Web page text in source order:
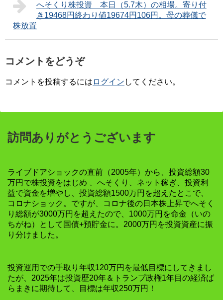
へそくり株投資 本日（5.7木）の相場。寄り付
き19468円終わり値19674円106円。母の葬儀で
株放置
コメントをどうぞ
コメントを投稿するには ログイン してください。
訪問ありがとうございます
ライブドアショックの直前（2005年）から、投資総額30
万円で株投資をはじめ 、へそくり、ネット稼ぎ、投資利
益で資金を増やし、投資総額1500万円を超えたとこで、
コロナショック。ですが、コロナ後の日本株上昇でへそく
り総額が3000万円を超えたので、1000万円を命金（いの
ちがね）として国債+預貯金に。2000万円を投資資産に振
り分けました。
投資運用での手取り年収120万円を最低目標にしてきまし
たが、2025年は投資歴20年＆トランプ政権1年目の経済ば
らまきに期待して、目標は年収250万円！